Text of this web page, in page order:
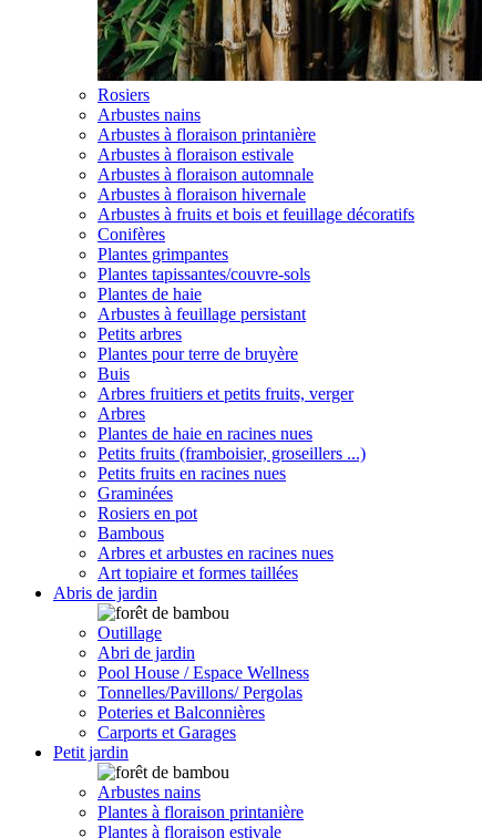
Rosiers
Arbustes nains
Arbustes à floraison printanière
Arbustes à floraison estivale
Arbustes à floraison automnale
Arbustes à floraison hivernale
Arbustes à fruits et bois et feuillage décoratifs
Conifères
Plantes grimpantes
Plantes tapissantes/couvre-sols
Plantes de haie
Arbustes à feuillage persistant
Petits arbres
Plantes pour terre de bruyère
Buis
Arbres fruitiers et petits fruits, verger
Arbres
Plantes de haie en racines nues
Petits fruits (framboisier, groseillers ...)
Petits fruits en racines nues
Graminées
Rosiers en pot
Bambous
Arbres et arbustes en racines nues
Art topiaire et formes taillées
Abris de jardin
Outillage
Abri de jardin
Pool House / Espace Wellness
Tonnelles/Pavillons/ Pergolas
Poteries et Balconnières
Carports et Garages
Petit jardin
Arbustes nains
Plantes à floraison printanière
Plantes à floraison estivale